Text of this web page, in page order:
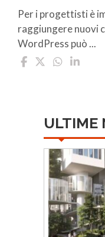
Per i progettisti è
raggiungere nuovi
WordPress può ...
ULTIME